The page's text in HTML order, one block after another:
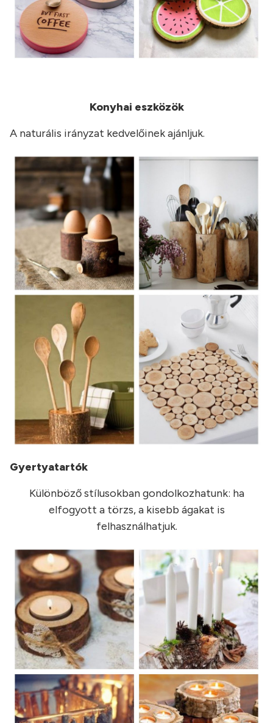
Konyhai eszközök
A naturális irányzat kedvelőinek ajánljuk.
Gyertyatartók
Különböző stílusokban gondolkozhatunk: ha
elfogyott a törzs, a kisebb ágakat is
felhasználhatjuk.